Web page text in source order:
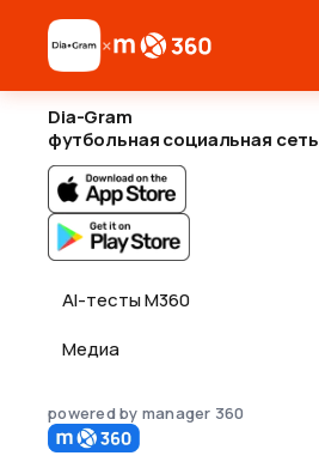
×
Dia-Gram
футбольная социальная сеть
AI-тесты M360
Медиа
powered by manager 360